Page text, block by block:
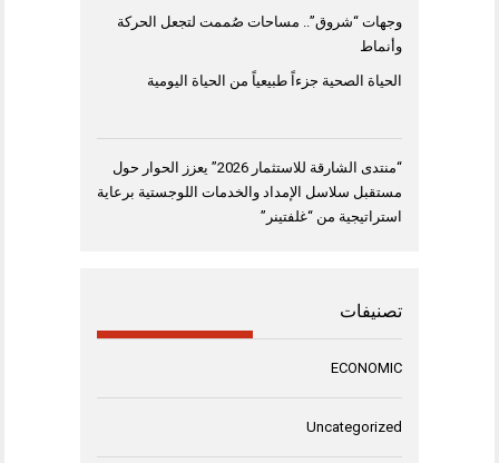
وجهات “شروق”.. مساحات صُممت لتجعل الحركة
وأنماط
الحياة الصحية جزءاً طبيعياً من الحياة اليومية
“منتدى الشارقة للاستثمار 2026” يعزز الحوار حول
مستقبل سلاسل الإمداد والخدمات اللوجستية برعاية
استراتيجية من “غلفتينر”
تصنيفات
ECONOMIC
Uncategorized